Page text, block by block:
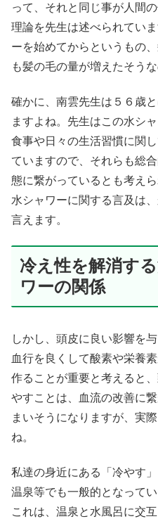
って、それと同じ事が人間
理論を先生は述べられてい
ーを始めてからというもの
も髪の毛の量が増えたそうな
確かに、南雲先生は５６歳
ますよね。先生はこの水シ
食事や日々の生活習慣に関
ていますので、それらも総
態に繋がっているとも考え
水シャワーに関する言及は
言えます。
冷え性を解消す
ワーの関係
しかし、頭皮に良い影響を
血行を良くして酸素や栄養
作ることが重要と考えると
やすことは、血流の改善に
まいそうになりますが、実
ね。
私達の身近にある「冷やす
温泉等でも一般的となって
これは、温泉と水風呂に交